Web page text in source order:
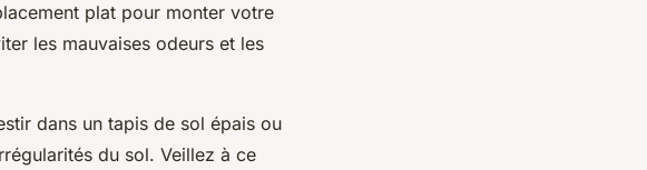
plat pour monter votre
les mauvaises odeurs et les
dans un tapis de sol épais ou
du sol. Veillez à ce